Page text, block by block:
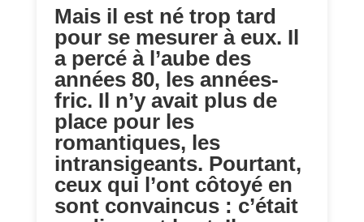
Mais il est né trop tard
pour se mesurer à eux. Il
a percé à l’aube des
années 80, les années-
fric. Il n’y avait plus de
place pour les
romantiques, les
intransigeants. Pourtant,
ceux qui l’ont côtoyé en
sont convaincus : c’était